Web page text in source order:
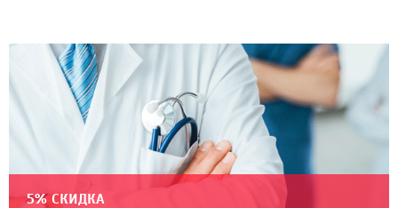
5% СКИДКА